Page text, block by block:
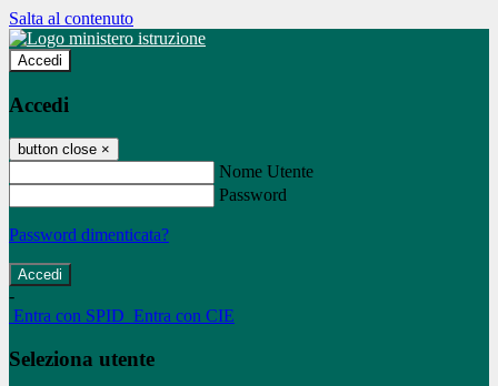
Salta al contenuto
Accedi
Accedi
button close ×
Nome Utente
Password
Password dimenticata?
-
Entra con SPID Entra con CIE
Seleziona utente